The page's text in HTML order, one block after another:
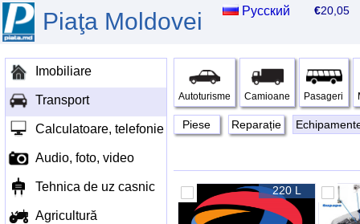
Piaţa Moldovei Русский €
Imobiliare
Transport
Calculatoare, telefonie
Audio, foto, video
Tehnica de uz casnic
Agricultură
Autoturisme Camioane Pasageri
Piese Reparație
220 L